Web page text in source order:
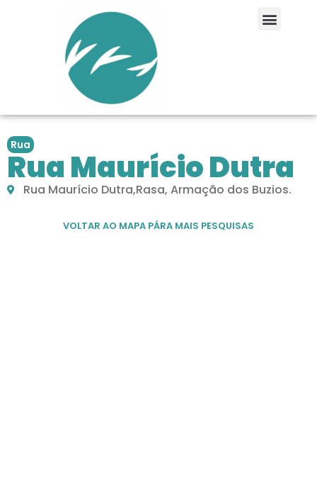
Rua
Rua Maurício Dutra
Rua Maurício Dutra,Rasa, Armação dos Buzios.
VOLTAR AO MAPA PÁRA MAIS PESQUISAS